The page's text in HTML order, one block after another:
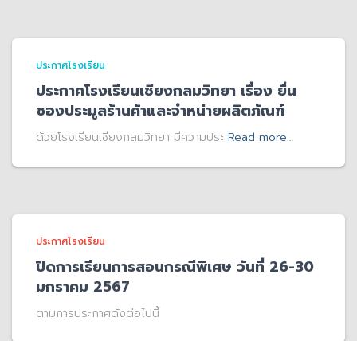
ประกาศโรงเรียน
ประกาศโรงเรียนเชียงกลมวิทยา เรื่อง ยื่น
ซองประมูลร้านค้าและจำหน่ายผลิตภัณฑ์
ด้วยโรงเรียนเชียงกลมวิทยา มีความประ Read more…
ประกาศโรงเรียน
ปิดการเรียนการสอนกรณีพิเศษ วันที่ 26-30
มกราคม 2567
ตามการประกาศดังต่อไปนี้